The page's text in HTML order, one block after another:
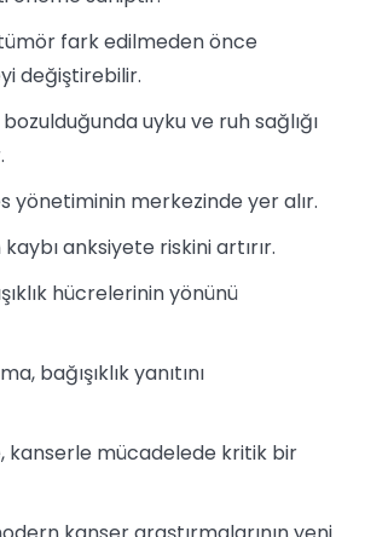
fark edilmeden önce
değiştirebilir.
uyku ve ruh sağlığı
yönetiminin merkezinde yer alır.
anksiyete riskini artırır.
hücrelerinin yönünü
bağışıklık yanıtını
kanserle mücadelede kritik bir